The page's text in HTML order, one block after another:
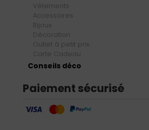
Vêtements
Accessoires
Bijoux
Décoration
Outlet à petit prix
Carte Cadeau
Conseils déco
Paiement sécurisé